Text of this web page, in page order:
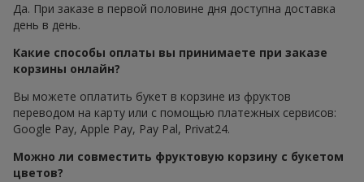
Да. При заказе в первой половине дня доступна доставка
день в день.
Какие способы оплаты вы принимаете при заказе
корзины онлайн?
Вы можете оплатить букет в корзине из фруктов
переводом на карту или с помощью платежных сервисов:
Google Pay, Apple Pay, Pay Pal, Privat24.
Можно ли совместить фруктовую корзину с букетом
цветов?